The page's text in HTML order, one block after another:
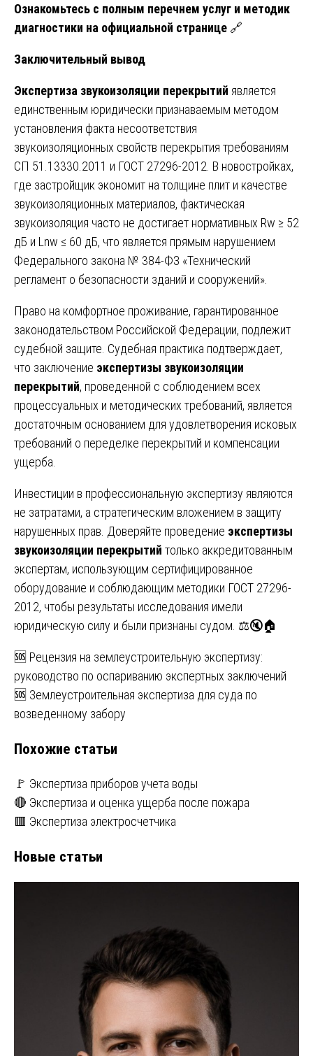
Ознакомьтесь с полным перечнем услуг и методик
диагностики на официальной странице 🔗
Заключительный вывод
Экспертиза звукоизоляции перекрытий является
единственным юридически признаваемым методом
установления факта несоответствия
звукоизоляционных свойств перекрытия требованиям
СП 51.13330.2011 и ГОСТ 27296-2012. В новостройках,
где застройщик экономит на толщине плит и качестве
звукоизоляционных материалов, фактическая
звукоизоляция часто не достигает нормативных Rw ≥ 52
дБ и Lnw ≤ 60 дБ, что является прямым нарушением
Федерального закона № 384-ФЗ «Технический
регламент о безопасности зданий и сооружений».
Право на комфортное проживание, гарантированное
законодательством Российской Федерации, подлежит
судебной защите. Судебная практика подтверждает,
что заключение экспертизы звукоизоляции
перекрытий, проведенной с соблюдением всех
процессуальных и методических требований, является
достаточным основанием для удовлетворения исковых
требований о переделке перекрытий и компенсации
ущерба.
Инвестиции в профессиональную экспертизу являются
не затратами, а стратегическим вложением в защиту
нарушенных прав. Доверяйте проведение экспертизы
звукоизоляции перекрытий только аккредитованным
экспертам, использующим сертифицированное
оборудование и соблюдающим методики ГОСТ 27296-
2012, чтобы результаты исследования имели
юридическую силу и были признаны судом. ⚖️🔇🏠
Навигация
по
записям
🆘 Рецензия на землеустроительную экспертизу:
руководство по оспариванию экспертных заключений
🆘 Землеустроительная экспертиза для суда по
возведенному забору
Похожие статьи
🚩 Экспертиза приборов учета воды
🔴 Экспертиза и оценка ущерба после пожара
🟥 Экспертиза электросчетчика
Новые статьи